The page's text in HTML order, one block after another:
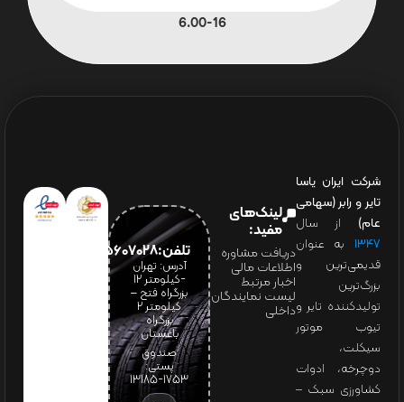
6.00-16
شرکت ایران یاسا
تایر و رابر (سهامی
عام) از سال
۱۳۴۷ به عنوان
قدیمی‌ترین و
بزرگ‌ترین
تولیدکننده تایر و
تیوب موتور
سیکلت،
دوچرخه، ادوات
کشاورزی سبک –
لینک‌های
مفید:
دریافت مشاوره
اطلاعات مالی
اخبار مرتبط
لیست نمایندگان
داخلی
تلفن:65607028(021)
آدرس: تهران
-کیلومتر 12
بزرگراه فتح –
کیلومتر ۲
بزرگراه
باغستان
صندوق
پستی:
1753-13185